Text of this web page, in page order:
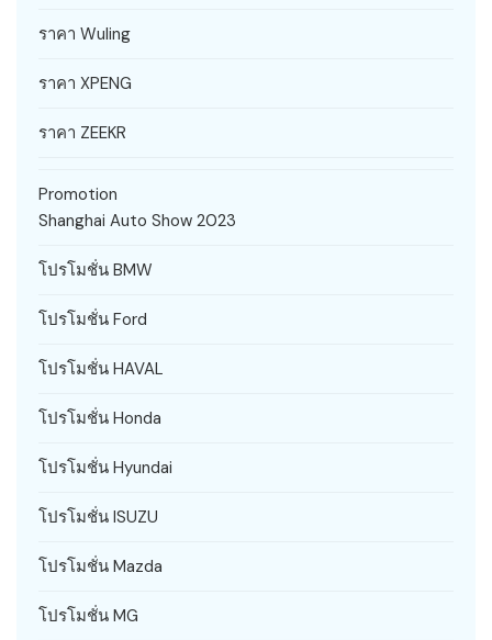
ราคา Wuling
ราคา XPENG
ราคา ZEEKR
Promotion
Shanghai Auto Show 2023
โปรโมชั่น BMW
โปรโมชั่น Ford
โปรโมชั่น HAVAL
โปรโมชั่น Honda
โปรโมชั่น Hyundai
โปรโมชั่น ISUZU
โปรโมชั่น Mazda
โปรโมชั่น MG